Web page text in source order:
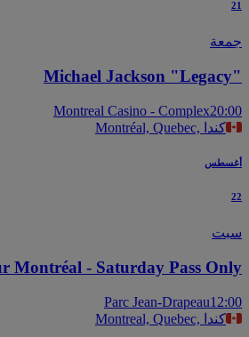
Michael Jackson
Montreal Casino - Complex
Montréal, Quebec, كندا
Montréal - Saturday Pass
Parc Jean-Drapeau
Montreal, Quebec, كندا